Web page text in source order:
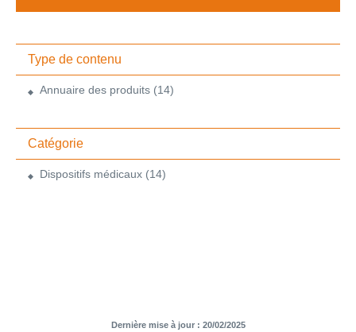
Type de contenu
Annuaire des produits (14)
Catégorie
Dispositifs médicaux (14)
Dernière mise à jour : 20/02/2025